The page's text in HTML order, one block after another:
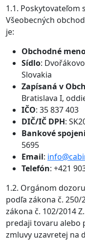
1.1. Poskytovateľom
Všeobecných
je:
Obchodné
Sídlo:
Slovakia
Zapísaná v
Bratislava I,
IČO: 35 837 403
DIČ/IČ DPH:
Bankové
5695
Email:
Telefón: +421
1.2. Orgánom
podľa zákona č.
zákona č. 102/2014
predaji tovaru alebo
zmluvy uzavretej na